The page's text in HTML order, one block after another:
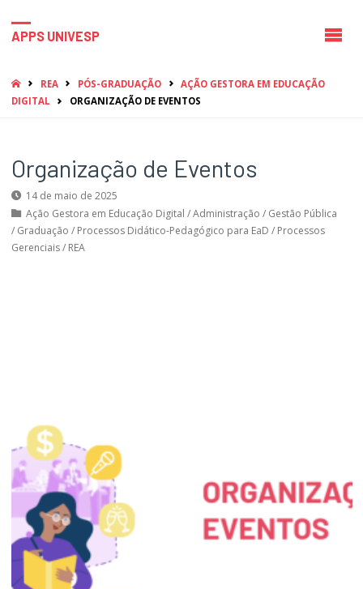
APPS UNIVESP
HOMEREA PÓS-GRADUAÇÃO
AÇÃO GESTORA EM EDUCAÇÃO
DIGITAL
ORGANIZAÇÃO DE EVENTOS
Organização de Eventos
14 de maio de 2025
Ação Gestora em Educação Digital /Administração / Gestão Pública
/ Graduação / Processos Didático-Pedagógico para EaD / Processos
Gerenciais/ REA